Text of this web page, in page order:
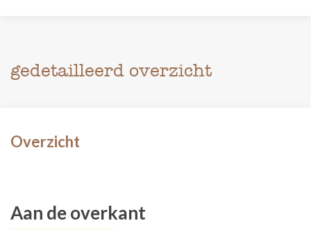
gedetailleerd overzicht
Overzicht
Aan de overkant